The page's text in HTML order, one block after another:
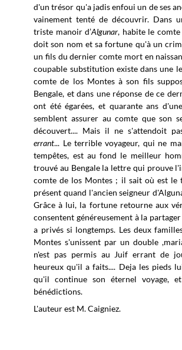
d'un trésor qu'a jadis enfoui un de ses
vainement tenté de découvrir. Dans
triste manoir d’Algunar, habite le comte
doit son nom et sa fortune qu'à un
un fils du dernier comte mort en
coupable substitution existe dans une
comte de los Montes à son fils
Bengale, et dans une réponse de ce
ont été égarées, et quarante ans
semblent assurer au comte que son
découvert.... Mais il ne s'attendoit
errant... Le terrible voyageur, qui ne
tempêtes, est au fond le meilleur
trouvé au Bengale la lettre qui prouve
comte de los Montes ; il sait où est le
présent quand l'ancien seigneur
Grâce à lui, la fortune retourne aux
consentent généreusement à la
a privés si longtemps. Les deux
Montes s'unissent par un double
n'est pas permis au Juif errant de
heureux qu'il a faits.... Deja les pieds
qu'il continue son éternel voyage,
bénédictions.
L'auteur est M. Caigniez.